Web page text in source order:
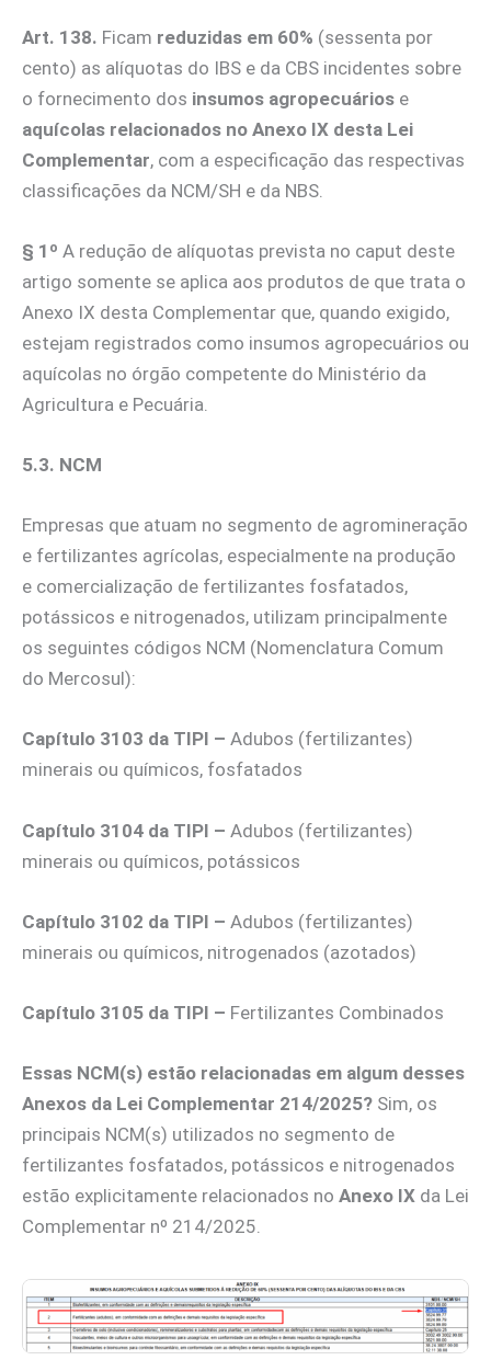
Art. 138. Ficam reduzidas em 60% (sessenta por
cento) as alíquotas do IBS e da CBS incidentes sobre
o fornecimento dos insumos agropecuários e
aquícolas relacionados no Anexo IX desta Lei
Complementar, com a especificação das respectivas
classificações da NCM/SH e da NBS.
§ 1º A redução de alíquotas prevista no caput deste
artigo somente se aplica aos produtos de que trata o
Anexo IX desta Complementar que, quando exigido,
estejam registrados como insumos agropecuários ou
aquícolas no órgão competente do Ministério da
Agricultura e Pecuária.
5.3. NCM
Empresas que atuam no segmento de agromineração
e fertilizantes agrícolas, especialmente na produção
e comercialização de fertilizantes fosfatados,
potássicos e nitrogenados, utilizam principalmente
os seguintes códigos NCM (Nomenclatura Comum
do Mercosul):
Capítulo 3103 da TIPI – Adubos (fertilizantes)
minerais ou químicos, fosfatados
Capítulo 3104 da TIPI – Adubos (fertilizantes)
minerais ou químicos, potássicos
Capítulo 3102 da TIPI – Adubos (fertilizantes)
minerais ou químicos, nitrogenados (azotados)
Capítulo 3105 da TIPI – Fertilizantes Combinados
Essas NCM(s) estão relacionadas em algum desses
Anexos da Lei Complementar 214/2025? Sim, os
principais NCM(s) utilizados no segmento de
fertilizantes fosfatados, potássicos e nitrogenados
estão explicitamente relacionados no Anexo IX da Lei
Complementar nº 214/2025.